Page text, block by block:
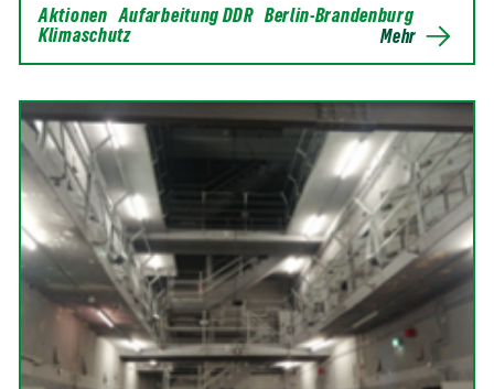
Aktionen Aufarbeitung DDR Berlin-Brandenburg
Klimaschutz
Mehr